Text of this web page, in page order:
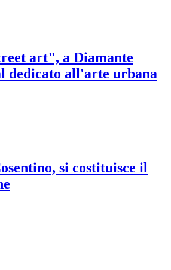
art", a Diamante
dedicato all'arte urbana
si costituisce il